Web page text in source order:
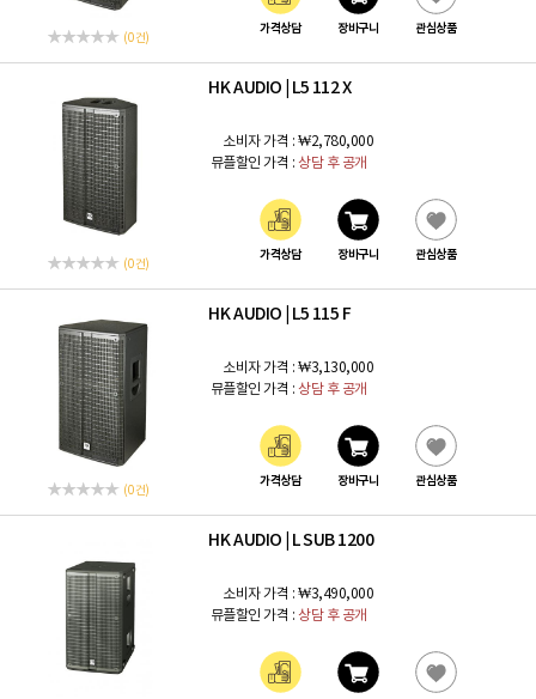
(0 건)
가격상담 장바구니 관심상품
(0 건)
HK AUDIO L5 112 X
소비자 가격 : ₩2,780,000
뮤플할인 가격 : 상담 후 공개
가격상담 장바구니 관심상품
(0 건)
HK AUDIO L5 115 F
소비자 가격 : ₩3,130,000
뮤플할인 가격 : 상담 후 공개
가격상담 장바구니 관심상품
HK AUDIO L SUB 1200
소비자 가격 : ₩3,490,000
뮤플할인 가격 : 상담 후 공개